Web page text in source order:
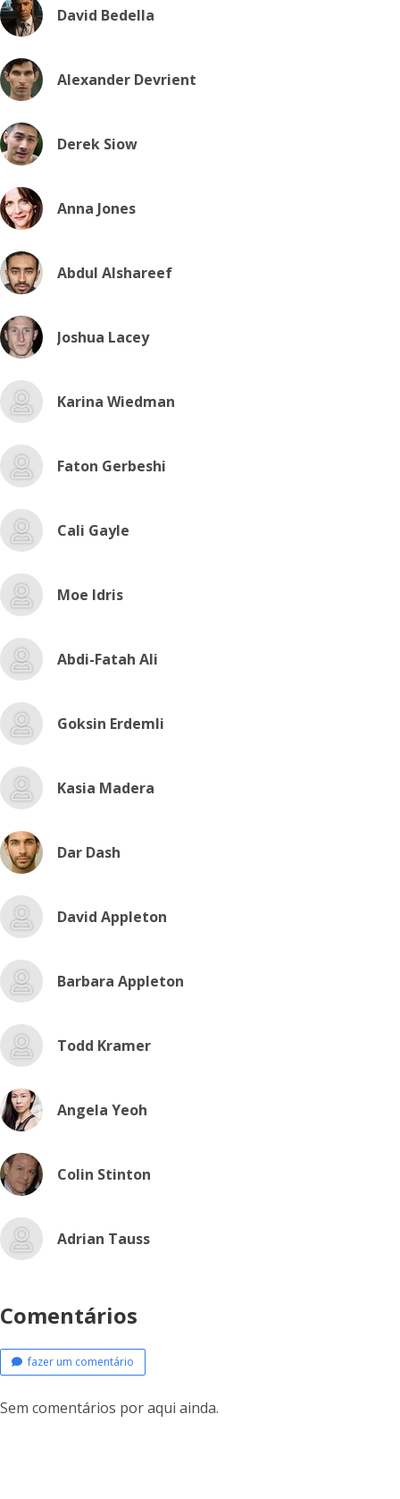
David Bedella
Alexander Devrient
Derek Siow
Anna Jones
Abdul Alshareef
Joshua Lacey
Karina Wiedman
Faton Gerbeshi
Cali Gayle
Moe Idris
Abdi-Fatah Ali
Goksin Erdemli
Kasia Madera
Dar Dash
David Appleton
Barbara Appleton
Todd Kramer
Angela Yeoh
Colin Stinton
Adrian Tauss
Comentários
fazer um comentário
Sem comentários por aqui ainda.